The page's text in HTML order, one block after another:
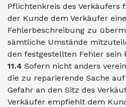
Pflichtenkreis des Verkäufers
der Kunde dem Verkäufer
Fehlerbeschreibung zu
sämtliche Umstände
den festgestellten Fehler sein
11.4 Sofern nicht anders
die zu reparierende Sache
Gefahr an den Sitz des
Verkäufer empfiehlt dem